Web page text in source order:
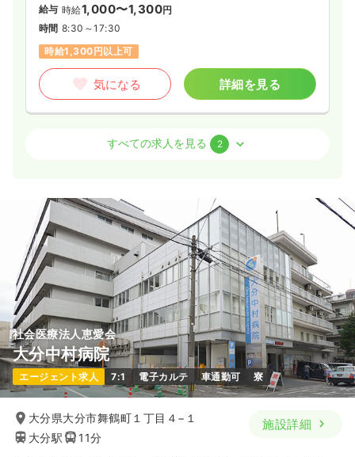
給与 時給1,000〜1,300円
時間 8:30～17:30
時給1,300円以上可
気になる 詳細を見る
正・准看護師
給与 23.1〜28.1万円
時間 8:30～17:30
（休憩60分）
日祝休み
4週8休以上 月給28万円以上可
気になる 詳細を見る
日勤のみ（パート） 一時募集休止
給与 時給1,000〜1,300円
時間 8:30～17:30（休憩60分）
日祝休み
時給1,300円以上可
すべての求人を見る 2
社会医療法人恵愛会
大分中村病院
エージェント求人 7:1 電子カルテ 車通勤可 寮
大分県大分市舞鶴町１丁目４−１
大分駅
11分
施設詳細